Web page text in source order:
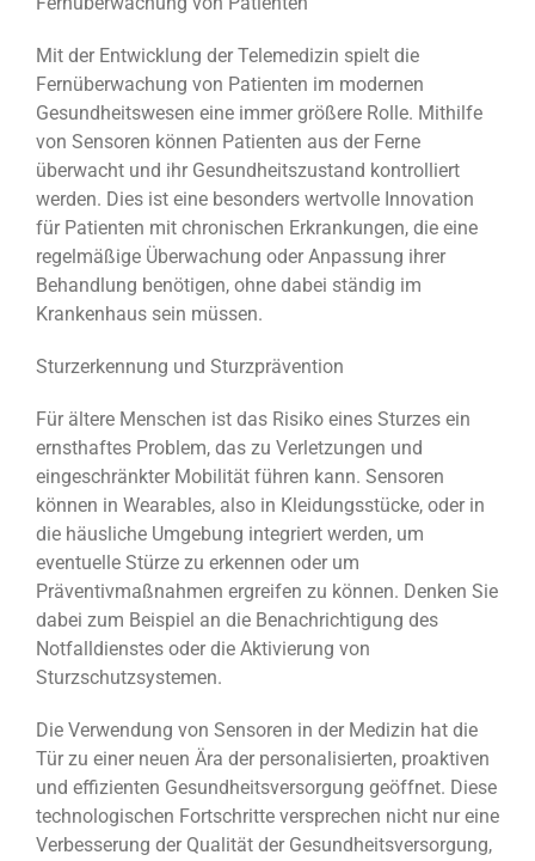
Mit der Entwicklung der Telemedizin spielt die
Fernüberwachung von Patienten im modernen
Gesundheitswesen eine immer größere Rolle. Mithilfe
von Sensoren können Patienten aus der Ferne
überwacht und ihr Gesundheitszustand kontrolliert
werden. Dies ist eine besonders wertvolle Innovation
für Patienten mit chronischen Erkrankungen, die eine
regelmäßige Überwachung oder Anpassung ihrer
Behandlung benötigen, ohne dabei ständig im
Krankenhaus sein müssen.
Sturzerkennung und Sturzprävention
Für ältere Menschen ist das Risiko eines Sturzes ein
ernsthaftes Problem, das zu Verletzungen und
eingeschränkter Mobilität führen kann. Sensoren
können in Wearables, also in Kleidungsstücke, oder in
die häusliche Umgebung integriert werden, um
eventuelle Stürze zu erkennen oder um
Präventivmaßnahmen ergreifen zu können. Denken Sie
dabei zum Beispiel an die Benachrichtigung des
Notfalldienstes oder die Aktivierung von
Sturzschutzsystemen.
Die Verwendung von Sensoren in der Medizin hat die
Tür zu einer neuen Ära der personalisierten, proaktiven
und effizienten Gesundheitsversorgung geöffnet. Diese
technologischen Fortschritte versprechen nicht nur eine
Verbesserung der Qualität der Gesundheitsversorgung,